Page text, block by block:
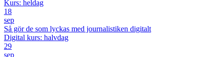
Kurs: heldag
18
sep
Så gör de som lyckas med journalistiken digitalt
Digital kurs: halvdag
29
sep